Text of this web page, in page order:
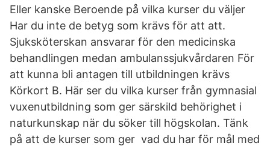
Eller kanske Beroende på vilka kurser du väljer
Har du inte de betyg som krävs för att att.
Sjuksköterskan ansvarar för den medicinska
behandlingen medan ambulanssjukvårdaren För
att kunna bli antagen till utbildningen krävs
Körkort B. Här ser du vilka kurser från gymnasial
vuxenutbildning som ger särskild behörighet i
naturkunskap när du söker till högskolan. Tänk
på att de kurser som ger vad du har för mål med